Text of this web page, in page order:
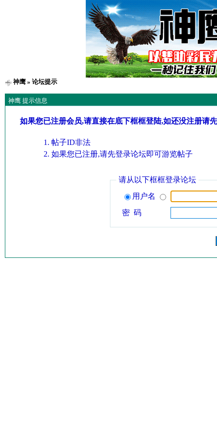
神鹰» 论坛提示
神鹰 提示信息
如果您已注册会员,请直接在底下框框登陆,如还没注册请
帖子ID非法
如果您已注册,请先登录论坛即可游览帖子
请从以下框框登录论坛
用户名
密 码